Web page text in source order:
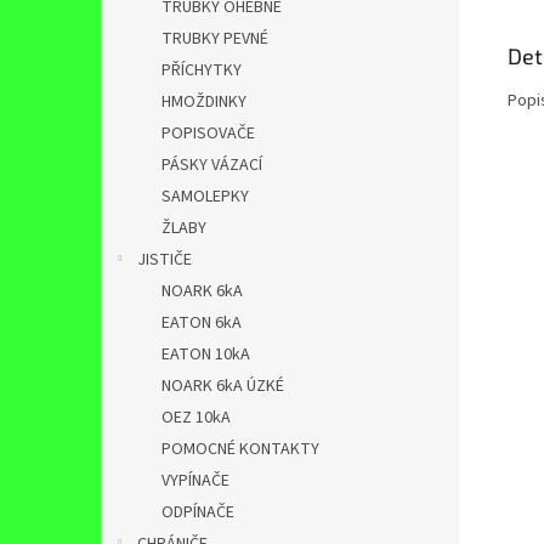
TRUBKY OHEBNÉ
TRUBKY PEVNÉ
PŘÍCHYTKY
HMOŽDINKY
POPISOVAČE
PÁSKY VÁZACÍ
SAMOLEPKY
ŽLABY
JISTIČE
NOARK 6kA
EATON 6kA
EATON 10kA
NOARK 6kA ÚZKÉ
OEZ 10kA
POMOCNÉ KONTAKTY
VYPÍNAČE
ODPÍNAČE